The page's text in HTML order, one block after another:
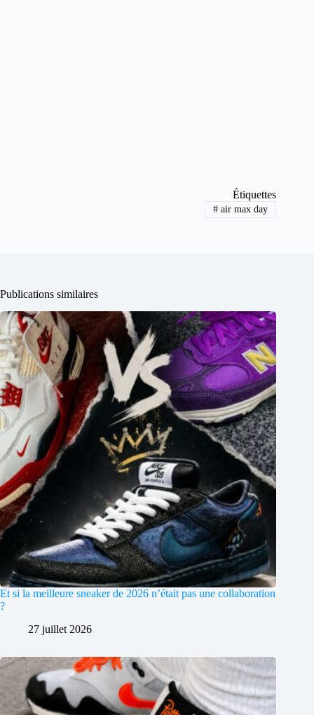
Étiquettes
# air max day
Publications similaires
Et si la meilleure sneaker de 2026 n’était pas une collaboration
?
27 juillet 2026